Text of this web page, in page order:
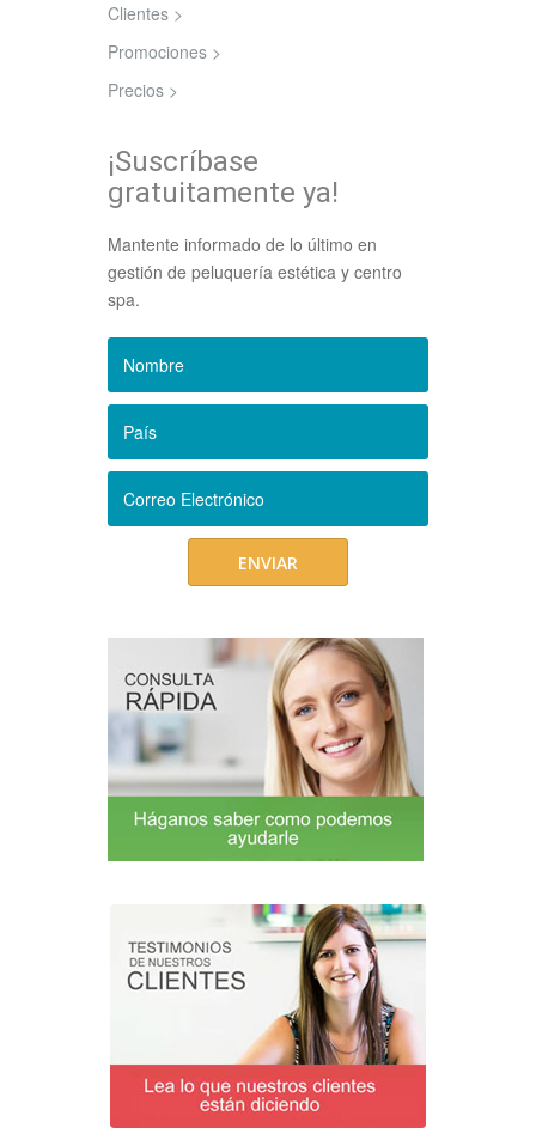
Clientes >
Promociones >
Precios >
¡Suscríbase
gratuitamente ya!
Mantente informado de lo último en
gestión de peluquería estética y centro
spa.